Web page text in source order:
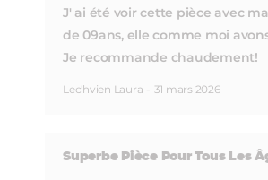
J' ai été voir cette pièce avec
de 09ans, elle comme moi
Je recommande chaudement!
Lec'hvien Laura - 31 mars 2026
Superbe Pièce Pour Tous Les